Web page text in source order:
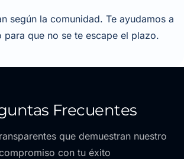
según la comunidad. Te ayudamos a
para que no se te escape el plazo.
Frecuentes
que demuestran nuestro
con tu éxito